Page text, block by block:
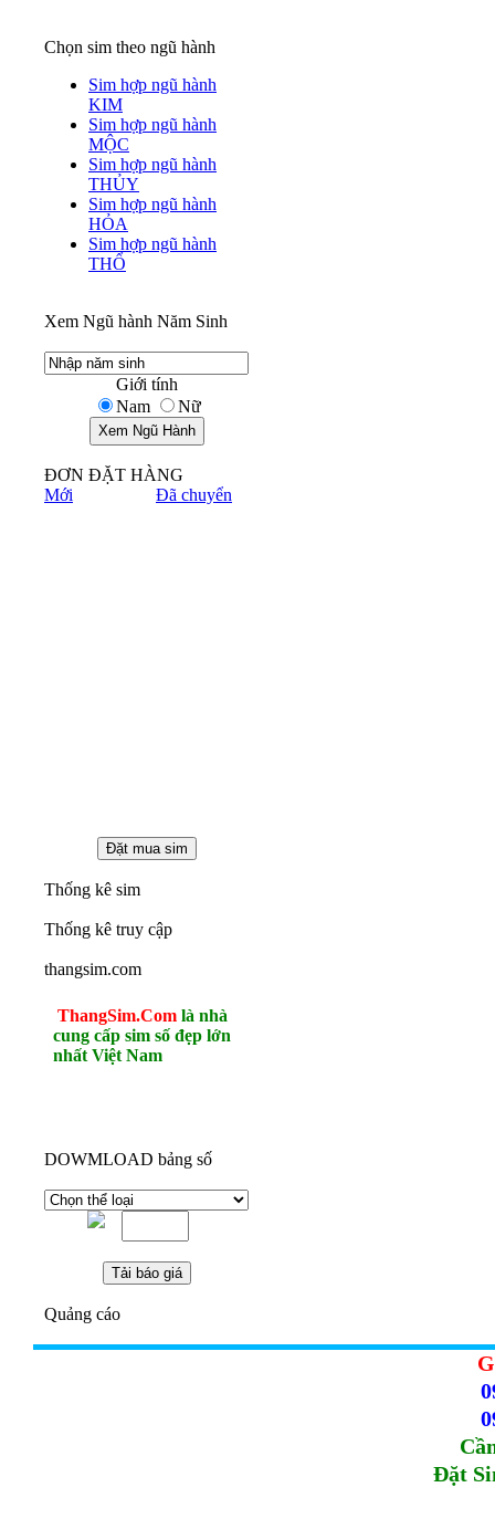
Chọn sim theo ngũ hành
Sim hợp ngũ hành
KIM
Sim hợp ngũ hành
MỘC
Sim hợp ngũ hành
THỦY
Sim hợp ngũ hành
HỎA
Sim hợp ngũ hành
THỔ
Xem Ngũ hành Năm Sinh
Giới tính
Nam
Nữ
ĐƠN ĐẶT HÀNG
Mới
Đã chuyển
Thống kê sim
Thống kê truy cập
thangsim.com
ThangSim.Com là nhà
cung cấp sim số đẹp lớn
nhất Việt Nam
DOWMLOAD bảng số
Quảng cáo
Đặt